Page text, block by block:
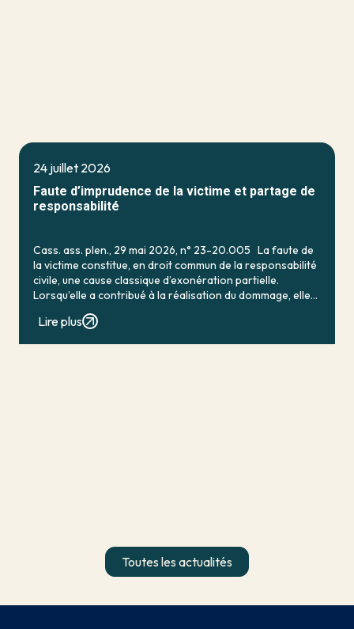
24 juillet 2026
Faute d’imprudence de la victime et partage de
responsabilité
Cass. ass. plen., 29 mai 2026, n° 23-20.005 La faute de
la victime constitue, en droit commun de la responsabilité
civile, une cause classique d’exonération partielle.
Lorsqu’elle a contribué à la réalisation du dommage, elle
conduit en principe à […]
Lire plus
Toutes les actualités